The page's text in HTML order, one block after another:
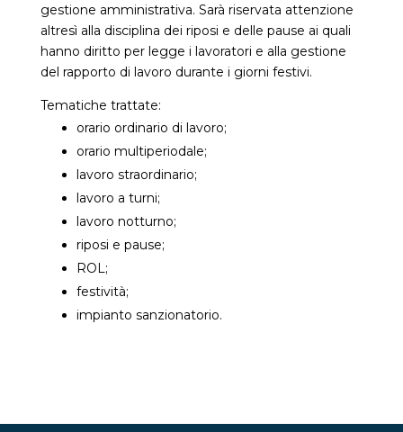
gestione amministrativa. Sarà riservata attenzione
altresì alla disciplina dei riposi e delle pause ai quali
hanno diritto per legge i lavoratori e alla gestione
del rapporto di lavoro durante i giorni festivi.
Tematiche trattate:
orario ordinario di lavoro;
orario multiperiodale;
lavoro straordinario;
lavoro a turni;
lavoro notturno;
riposi e pause;
ROL;
festività;
impianto sanzionatorio.